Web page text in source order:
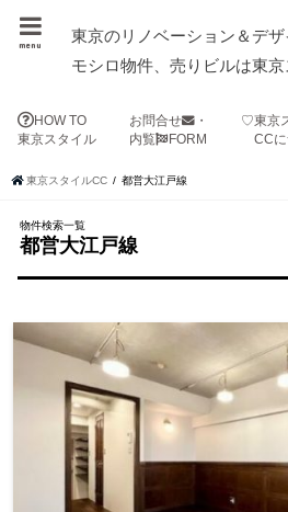
東京のリノベーション＆デ
モシロ物件、売りビルは東
menu
HOW TO
東京スタイル
お問合せ
・
内覧
FORM
♡東京
CCに
東京スタイルCC 都営大江戸線
物件検索一覧
都営大江戸線